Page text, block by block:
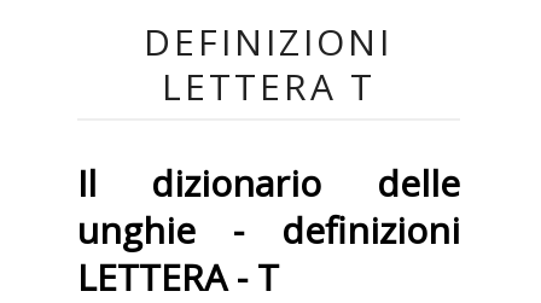
DEFINIZIONI
LETTERA T
Il dizionario delle
unghie - definizioni
LETTERA - T